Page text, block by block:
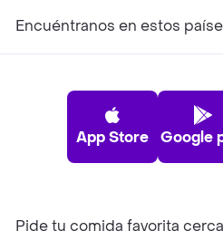
Encuéntranos en estos
App Store Google
Pide tu comida favorita